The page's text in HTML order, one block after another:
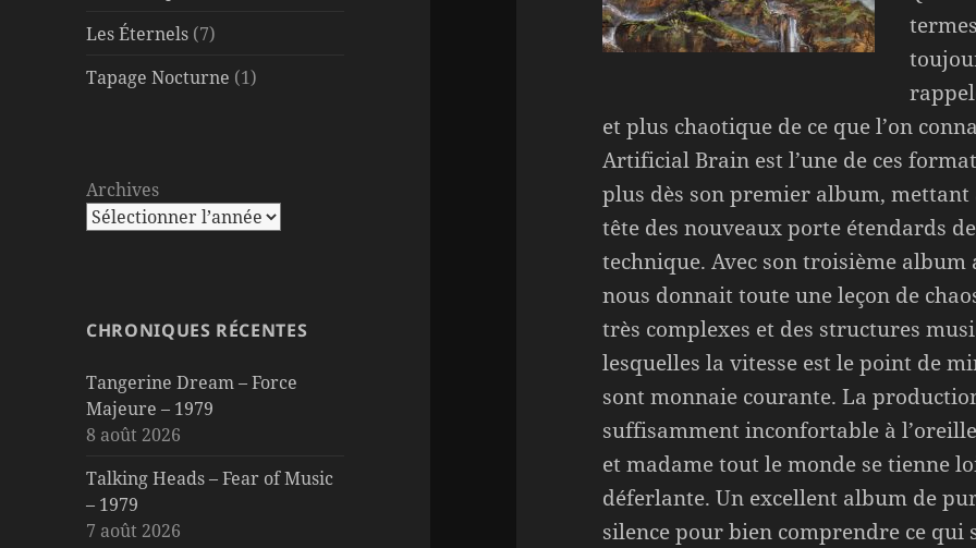
Les Éternels (7)
Tapage Nocturne (1)
Archives
CHRONIQUES RÉCENTES
Tangerine Dream – Force
Majeure – 1979
8 août 2026
Talking Heads – Fear of Music
– 1979
7 août 2026
et plus chaotique de ce que l’on
Artificial Brain est l’une de ces
plus dès son premier album,
tête des nouveaux porte étendards
technique. Avec son troisième
nous donnait toute une leçon de
très complexes et des structures
lesquelles la vitesse est le point de
sont monnaie courante. La
suffisamment inconfortable à
et madame tout le monde se tienne
déferlante. Un excellent album de
silence pour bien comprendre ce qui